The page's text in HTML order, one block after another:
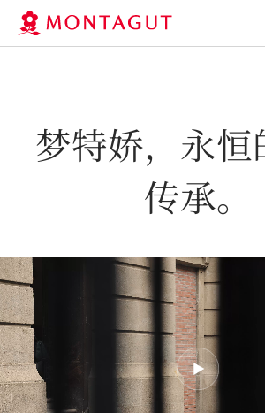
梦特娇，永恒
传承。